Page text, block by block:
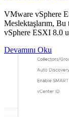
VMware vSphere
Meslektaşlarım,
vSphere ESXI 8.0
Devamını Oku